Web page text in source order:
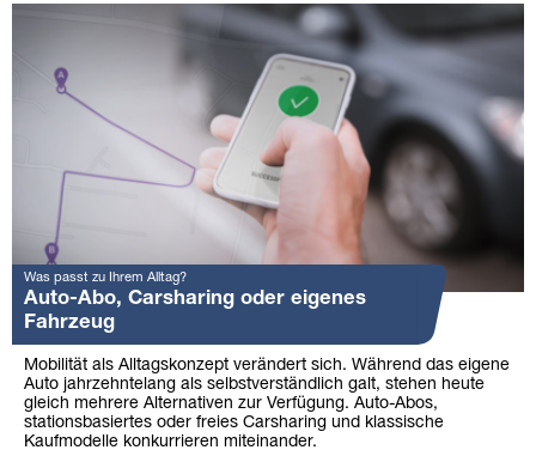
Was passt zu Ihrem Alltag?
Auto-Abo, Carsharing oder eigenes
Fahrzeug
Mobilität als Alltagskonzept verändert sich. Während das eigene
Auto jahrzehntelang als selbstverständlich galt, stehen heute
gleich mehrere Alternativen zur Verfügung. Auto-Abos,
stationsbasiertes oder freies Carsharing und klassische
Kaufmodelle konkurrieren miteinander.